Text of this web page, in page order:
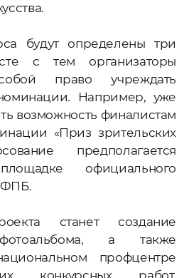
будут определены три
с тем организаторы
право учреждать
Например, уже
возможность финалистам
«Приз зрительских
предполагается
официального
ФПБ.
станет создание
фотоальбома, а также
профцентре